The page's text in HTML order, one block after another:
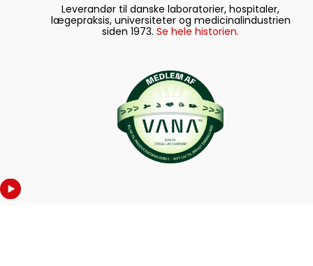
Leverandør til danske laboratorier, hospitaler,
lægepraksis, universiteter og medicinalindustrien
siden 1973. Se hele historien.